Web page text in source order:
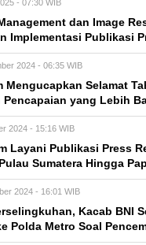
- 07:30 WIB
dan Image
Implementasi Publikasi
2024 - 06:35 WIB
Mengucapkan Selamat
Pencapaian yang Lebih
2024 - 15:16 WIB
Layani Publikasi Press
Sumatera Hingga
2024 - 16:01 WIB
Kacab BNI
Polda Metro Soal